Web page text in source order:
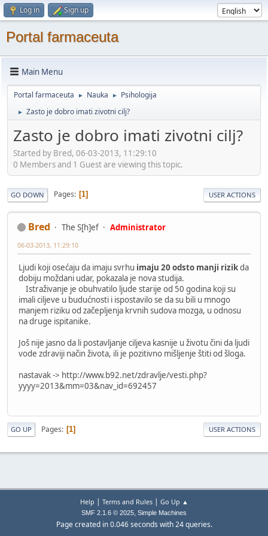
Log in Sign up
Portal farmaceuta
Main Menu
Portal farmaceuta ► Nauka ► Psihologija
► Zasto je dobro imati zivotni cilj?
Zasto je dobro imati zivotni cilj?
Started by Bred, 06-03-2013, 11:29:10
0 Members and 1 Guest are viewing this topic.
GO DOWN Pages 1 USER ACTIONS
Bred The S[h]ef Administrator
06-03-2013, 11:29:10
Ljudi koji osećaju da imaju svrhu imaju 20 odsto manji rizikda
dobiju moždani udar, pokazala je nova studija.
Istraživanje je obuhvatilo ljude starije od 50 godina koji su
imali ciljeve u budućnosti i ispostavilo se da su bili u mnogo
manjem riziku od začepljenja krvnih sudova mozga, u odnosu
na druge ispitanike.
Još nije jasno da li postavljanje ciljeva kasnije u životu čini da ljudi
vode zdraviji način života, ili je pozitivno mišljenje štiti od šloga.
nastavak -> http://www.b92.net/zdravlje/vesti.php?
yyyy=2013&mm=03&nav_id=692457
GO UP Pages 1 USER ACTIONS
Help | Terms and Rules| Go Up ▲
SMF 2.1.6 © 2025, Simple Machines
Page created in 0.046 seconds with 24 queries.